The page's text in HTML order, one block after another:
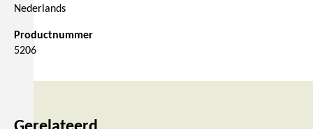
Nederlands
Productnummer
5206